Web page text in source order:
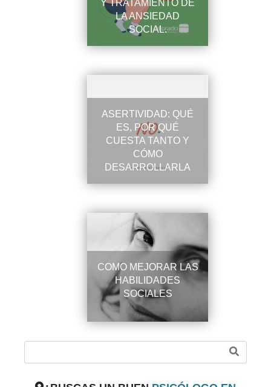
Y TRATAMIENTO DE
LA ANSIEDAD
SOCIAL.
ASERTIVIDAD: QUÉ
ES, POR QUÉ
CUESTA TANTO Y
CÓMO
DESARROLLARLA
COMO MEJORAR LAS
HABILIDADES
SOCIALES